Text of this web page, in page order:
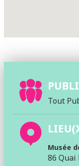
Tout
Musée
86 Quai